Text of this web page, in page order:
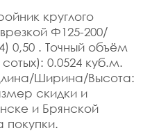
круглого
Ф125-200/
0,50 . Точный объём
0.0524 куб.м.
Ширина/Высота:
скидки и
и Брянской
покупки.